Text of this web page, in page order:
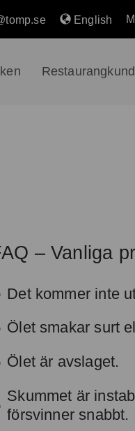
Restaurangkund
English
– Vanliga
Det kommer inte
Ölet smakar surt
Ölet är avslaget.
Skummet är
försvinner snabbt.